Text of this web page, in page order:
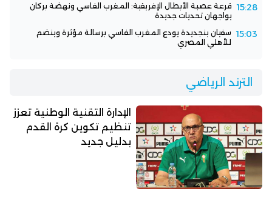
15:28 قرعة عصبة الأبطال الإفريقية: المغرب الفاسي ونهضة بركان
يواجهان تحديات جديدة
15:03 سفيان بنجديدة يودع المغرب الفاسي برسالة مؤثرة وينضم
للأهلي المصري
الترند الرياضي
الإدارة التقنية الوطنية تعزز
تنظيم تكوين كرة القدم
بدليل جديد